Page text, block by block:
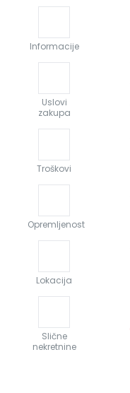
Informacije
Uslovi
zakupa
Troškovi
Opremljenost
Lokacija
Slične
nekretnine